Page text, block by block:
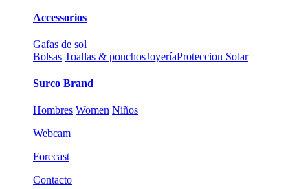
Accessorios
Gafas de sol
Bolsas Toallas & ponchosJoyeríaProteccion Solar
Surco Brand
Hombres Women Niños
Webcam
Forecast
Contacto